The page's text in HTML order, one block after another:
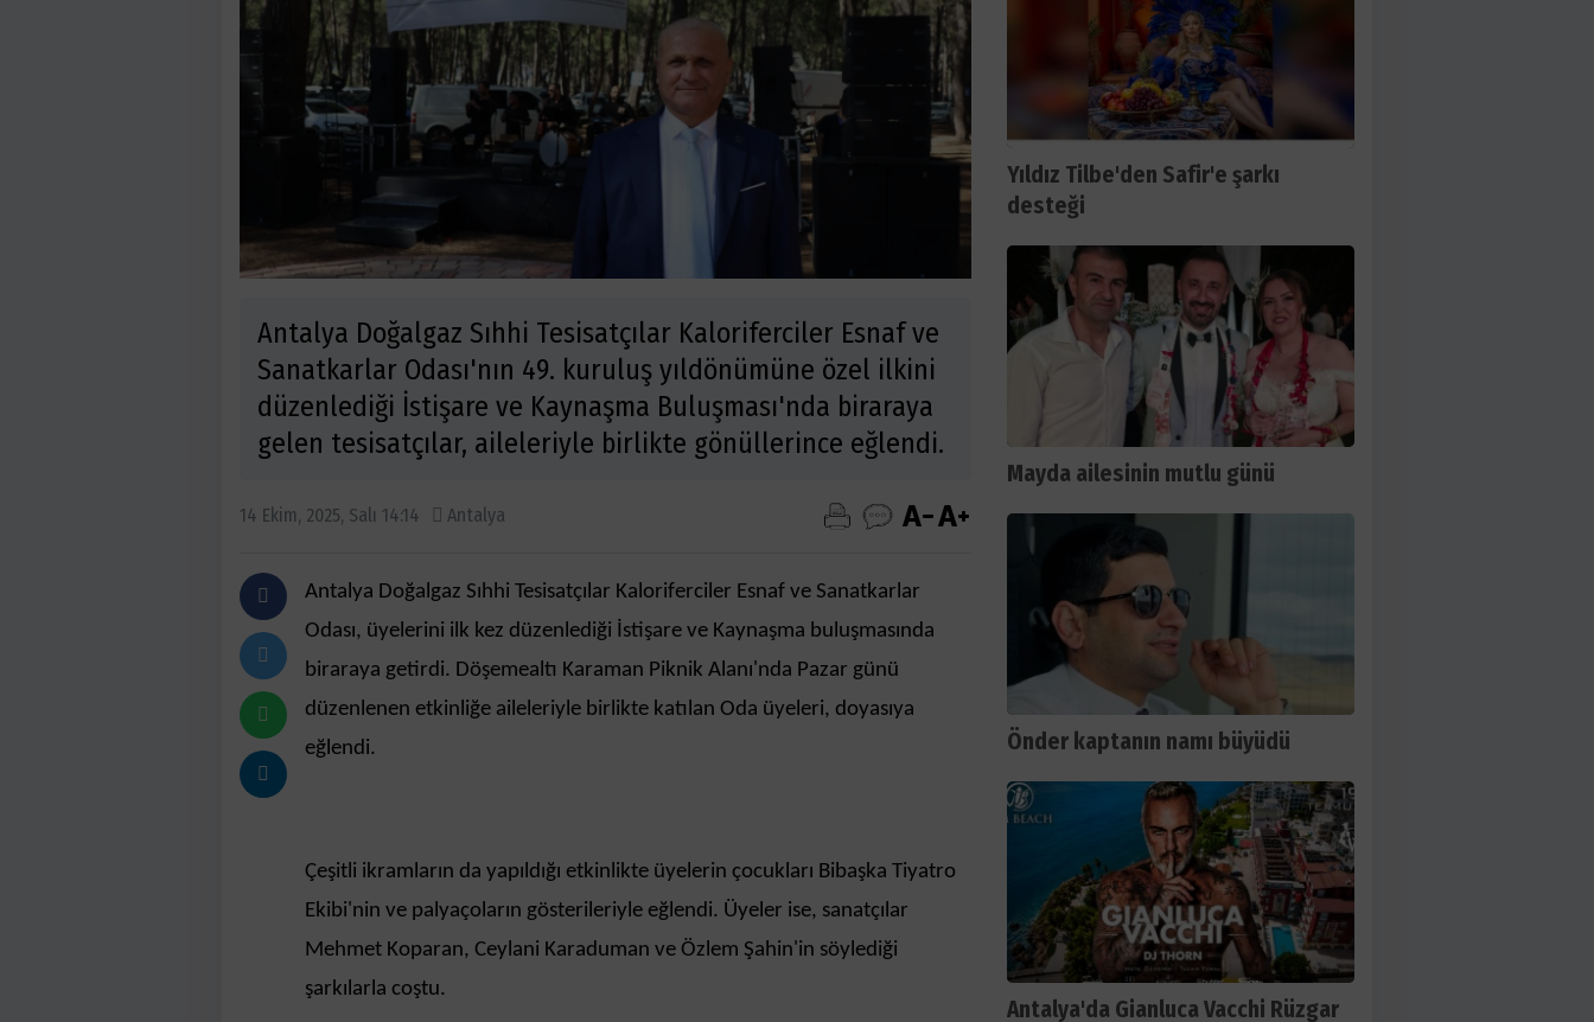
Antalya Doğalgaz Sıhhi Tesisatçılar Kaloriferciler Esnaf ve
Sanatkarlar Odası'nın 49. kuruluş yıldönümüne özel ilkini
düzenlediği İstişare ve Kaynaşma Buluşması'nda biraraya
gelen tesisatçılar, aileleriyle birlikte gönüllerince eğlendi.
14 Ekim, 2025, Salı 14:14 Antalya
Antalya Doğalgaz Sıhhi Tesisatçılar Kaloriferciler Esnaf ve Sanatkarlar
Odası, üyelerini ilk kez düzenlediği İstişare ve Kaynaşma buluşmasında
biraraya getirdi. Döşemealtı Karaman Piknik Alanı'nda Pazar günü
düzenlenen etkinliğe aileleriyle birlikte katılan Oda üyeleri, doyasıya
eğlendi.
Çeşitli ikramların da yapıldığı etkinlikte üyelerin çocukları Bibaşka Tiyatro
Ekibi'nin ve palyaçoların gösterileriyle eğlendi. Üyeler ise, sanatçılar
Mehmet Koparan, Ceylani Karaduman ve Özlem Şahin'in söylediği
şarkılarla coştu.
Yıldız Tilbe'den Safir'e şarkı
desteği
Mayda ailesinin mutlu günü
Önder kaptanın namı büyüdü
Antalya'da Gianluca Vacchi Rüzgar